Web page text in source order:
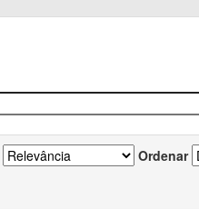
Ordenar